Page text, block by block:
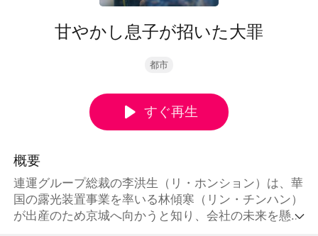
甘やかし息子が招いた大罪
都市
すぐ再生
概要
連運グループ総裁の李洪生（リ・ホンション）は、華
国の露光装置事業を率いる林傾寒（リン・チンハン）
が出産のため京城へ向かうと知り、会社の未来を懸け